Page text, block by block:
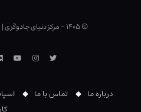
© ۱۴۰۵ - مرکز دنیای جادوگری |
توییتراینستاگرام
درباره ما تماس با ما